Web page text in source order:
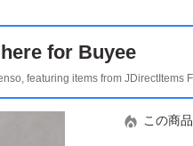
for Buyee
featuring items from JDirectItems
この商